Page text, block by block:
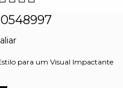
para um Visual Impactante